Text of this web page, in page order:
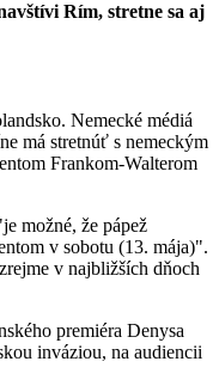
Rím, stretne sa aj
Nemecké médiá
má stretnúť s nemeckým
Frankom-Walterom
možné, že pápež
v sobotu (13. mája)".
v najbližších dňoch
premiéra Denysa
inváziou, na audiencii